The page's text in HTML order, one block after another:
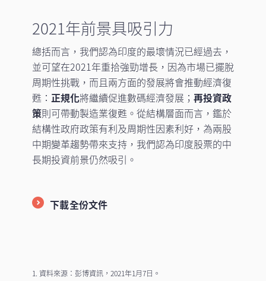
2021年前景具吸引力
總括而言，我們認為印度的最壞情況已經過去，
並可望在2021年重拾強勁增長，因為市場已擺脫
周期性挑戰，而且兩方面的發展將會推動經濟復
甦： 正規化將繼續促進數碼經濟發展； 再投資政
策則可帶動製造業復甦。從結構層面而言，鑑於
結構性政府政策有利及周期性因素利好，為兩股
中期變革趨勢帶來支持，我們認為印度股票的中
長期投資前景仍然吸引。
下載全份文件
1. 資料來源：彭博資訊，2021年1月7日。